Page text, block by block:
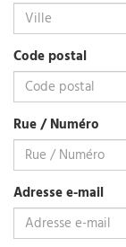
Code postal
Rue / Numéro
Adresse e-mail